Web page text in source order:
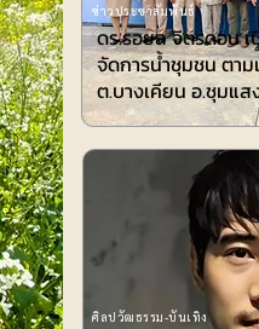
ดร.รอยล จิตรดอน
จัดการน้ำชุมชน ตาม
ต.บางเคียน อ.ชุมแ
ข่าวประชาสัมพันธ์
ศิลปวัฒธรรม-บันเทิง